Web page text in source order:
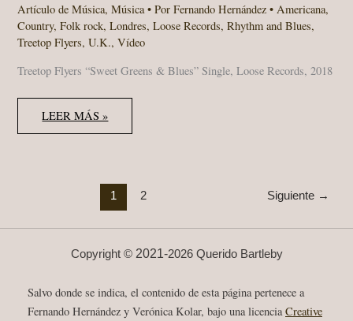
Artículo de Música,Música • PorFernando Hernández• Americana,
Country,Folk rock,Londres,Loose Records,Rhythm and Blues,
Treetop Flyers,U.K.,Vídeo
Treetop Flyers “Sweet Greens & Blues” Single, Loose Records, 2018
TREETOP
FLYERS
“SWEET
LEER MÁS »
1 2 Siguiente →
Copyright © 2021-2026 Querido Bartleby
Salvo donde se indica, el contenido de esta página pertenece a
Fernando Hernández y Verónica Kolar, bajo una licencia Creative